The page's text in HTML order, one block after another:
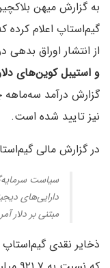
گیم‌استاپ اعلام
از انتشار اوراق بدهی
و استیبل کوین‌های
گزارش درآمد سه‌ماهه
نیز تایید شده است.
در گزارش مالی
سیاست
دارایی‌های
مبتنی بر دلار
ذخایر نقدی گیم‌استاپ